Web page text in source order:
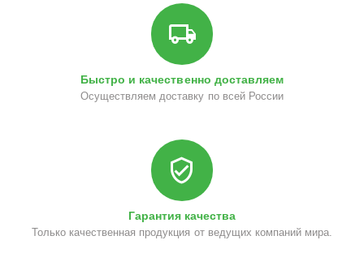
Быстро и качественно доставляем
Осуществляем доставку по всей России
Гарантия качества
Только качественная продукция от ведущих компаний мира.